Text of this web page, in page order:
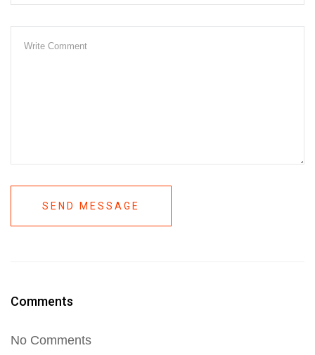
SEND MESSAGE
Comments
No Comments